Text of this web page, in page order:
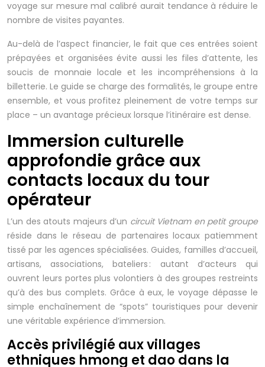
voyage sur mesure mal calibré aurait tendance à réduire le
nombre de visites payantes.
Au-delà de l’aspect financier, le fait que ces entrées soient
prépayées et organisées évite aussi les files d’attente, les
soucis de monnaie locale et les incompréhensions à la
billetterie. Le guide se charge des formalités, le groupe entre
ensemble, et vous profitez pleinement de votre temps sur
place – un avantage précieux lorsque l’itinéraire est dense.
Immersion culturelle
approfondie grâce aux
contacts locaux du tour
opérateur
L’un des atouts majeurs d’un circuit Vietnam en petit groupe
réside dans le réseau de partenaires locaux patiemment
tissé par les agences spécialisées. Guides, familles d’accueil,
artisans, associations, bateliers : autant d’acteurs qui
ouvrent leurs portes plus volontiers à des groupes restreints
qu’à des bus complets. Grâce à eux, le voyage dépasse le
simple enchaînement de “spots” touristiques pour devenir
une véritable expérience d’immersion.
Accès privilégié aux villages
ethniques hmong et dao dans la